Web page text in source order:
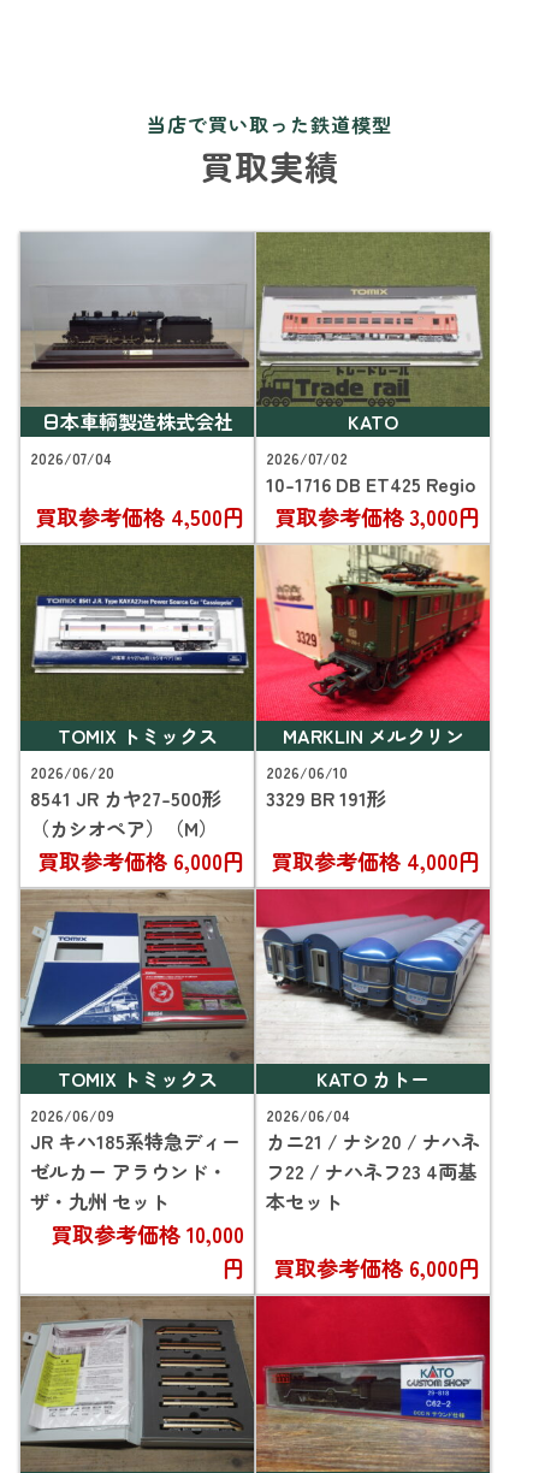
当店で買い取った鉄道模型
買取実績
日本車輌製造株式会社
2026/07/04
買取参考価格 4,500円
KATO
2026/07/02
10-1716 DB ET425 Regio
買取参考価格3,000円
TOMIX トミックス
2026/06/20
8541 JR カヤ27-500形
（カシオペア）（M）
買取参考価格 6,000円
MARKLIN メルクリン
2026/06/10
3329 BR 191形
買取参考価格 4,000円
TOMIX トミックス
2026/06/09
JR キハ185系特急ディー
ゼルカー アラウンド・
ザ・九州 セット
買取参考価格10,000
円
KATO カトー
2026/06/04
カニ21 / ナシ20 / ナハネ
フ22 / ナハネフ23 4両基
本セット
買取参考価格 6,000円